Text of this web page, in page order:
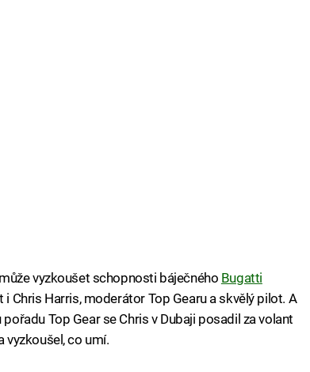
vyzkoušet schopnosti báječného Bugatti
Chris Harris, moderátor Top Gearu a skvělý pilot. A
Top Gear se Chris v Dubaji posadil za volant
vyzkoušel, co umí.